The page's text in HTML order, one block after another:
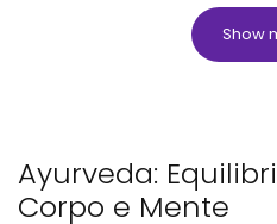
Show
Ayurveda:
Corpo e Mente